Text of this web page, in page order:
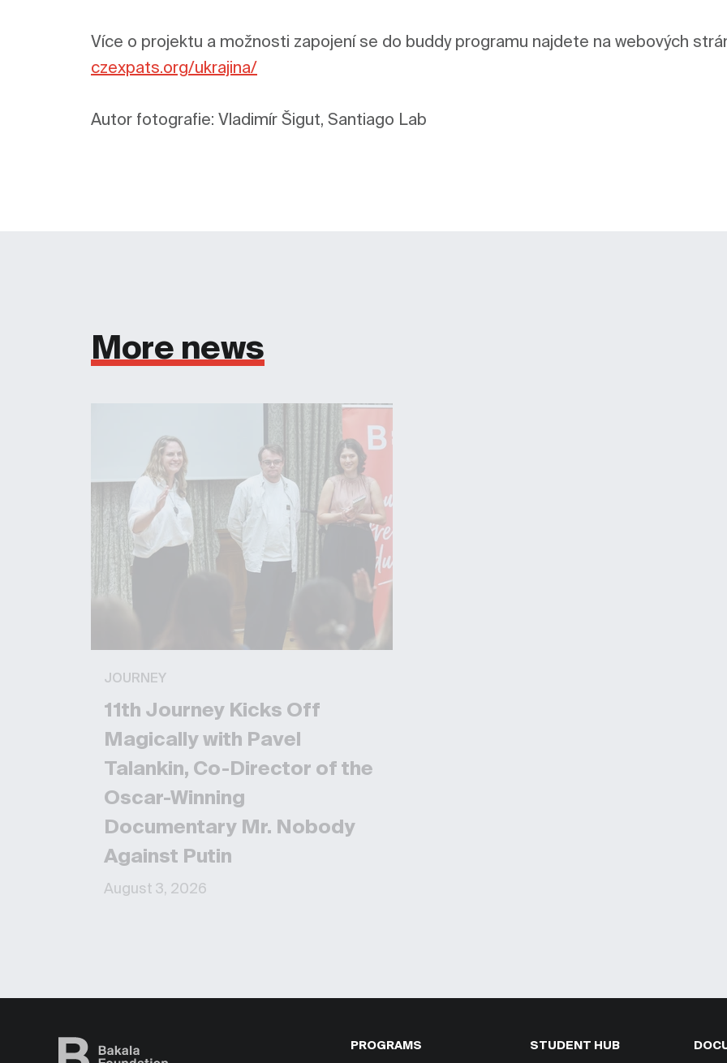
czexpats.org/ukrajina/
Autor fotografie: Vladimír Šigut, Santiago Lab
More news
JOURNEY
11th Journey Kicks Off
Magically with Pavel
Talankin, Co-Director of the
Oscar-Winning
Documentary Mr. Nobody
Against Putin
August 3, 2026
PROGRAMS STUDENT HUB